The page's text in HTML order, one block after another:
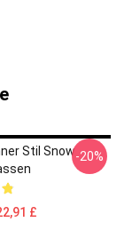
Stil Snow
£
-20%